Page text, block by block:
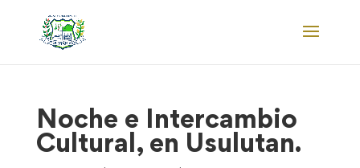
Noche e Intercambio
Cultural, en Usulutan.